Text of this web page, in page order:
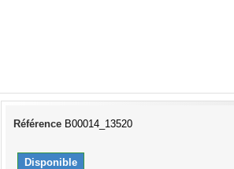
Référence B00014_13520
Disponible